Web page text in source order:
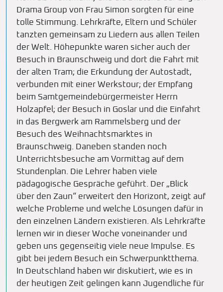
Drama Group von Frau Simon sorgten für eine
tolle Stimmung. Lehrkräfte, Eltern und Schüler
tanzten gemeinsam zu Liedern aus allen Teilen
der Welt. Höhepunkte waren sicher auch der
Besuch in Braunschweig und dort die Fahrt mit
der alten Tram; die Erkundung der Autostadt,
verbunden mit einer Werkstour; der Empfang
beim Samtgemeindebürgermeister Herrn
Holzapfel; der Besuch in Goslar und die Einfahrt
in das Bergwerk am Rammelsberg und der
Besuch des Weihnachtsmarktes in
Braunschweig. Daneben standen noch
Unterrichtsbesuche am Vormittag auf dem
Stundenplan. Die Lehrer haben viele
pädagogische Gespräche geführt. Der „Blick
über den Zaun“ erweitert den Horizont, zeigt auf
welche Probleme und welche Lösungen dafür in
den einzelnen Ländern existieren. Als Lehrkräfte
lernen wir in dieser Woche voneinander und
geben uns gegenseitig viele neue Impulse. Es
gibt bei jedem Besuch ein Schwerpunktthema.
In Deutschland haben wir diskutiert, wie es in
der heutigen Zeit gelingen kann Jugendliche für